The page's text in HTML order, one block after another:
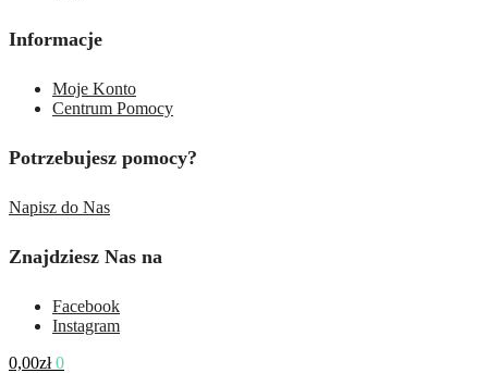
Informacje
Moje Konto
Centrum Pomocy
Potrzebujesz pomocy?
Napisz do Nas
Znajdziesz Nas na
Facebook
Instagram
0,00zł 0